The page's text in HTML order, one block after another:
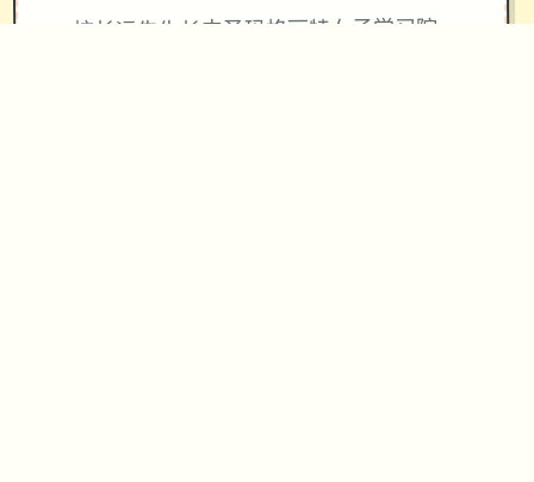
校长远先生长中圣玛格丽特女子学习院